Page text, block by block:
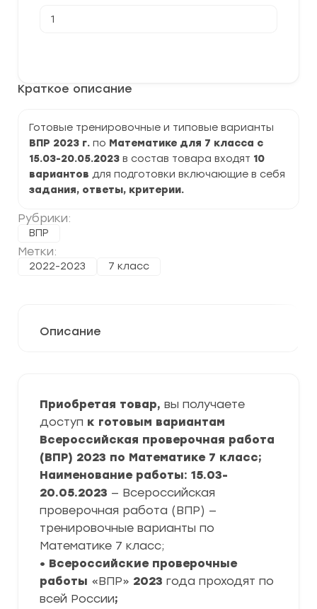
Краткое описание
Готовые тренировочные и типовые варианты
ВПР 2023 г. по Математике для 7 класса с
15.03-20.05.2023 в состав товара входят 10
вариантов для подготовки включающие в себя
задания, ответы, критерии.
Рубрики:
ВПР
Метки:
2022-2023 7 класс
товара
Математике
задания
и
ответы
Описание
Приобретая товар, вы получаете
доступ к готовым вариантам
Всероссийская проверочная работа
(ВПР) 2023 по Математике 7 класс;
Наименование работы: 15.03-
20.05.2023 — Всероссийская
проверочная работа (ВПР) —
тренировочные варианты по
Математике 7 класс;
• Всероссийские проверочные
работы «ВПР» 2023 года проходят по
всей России;